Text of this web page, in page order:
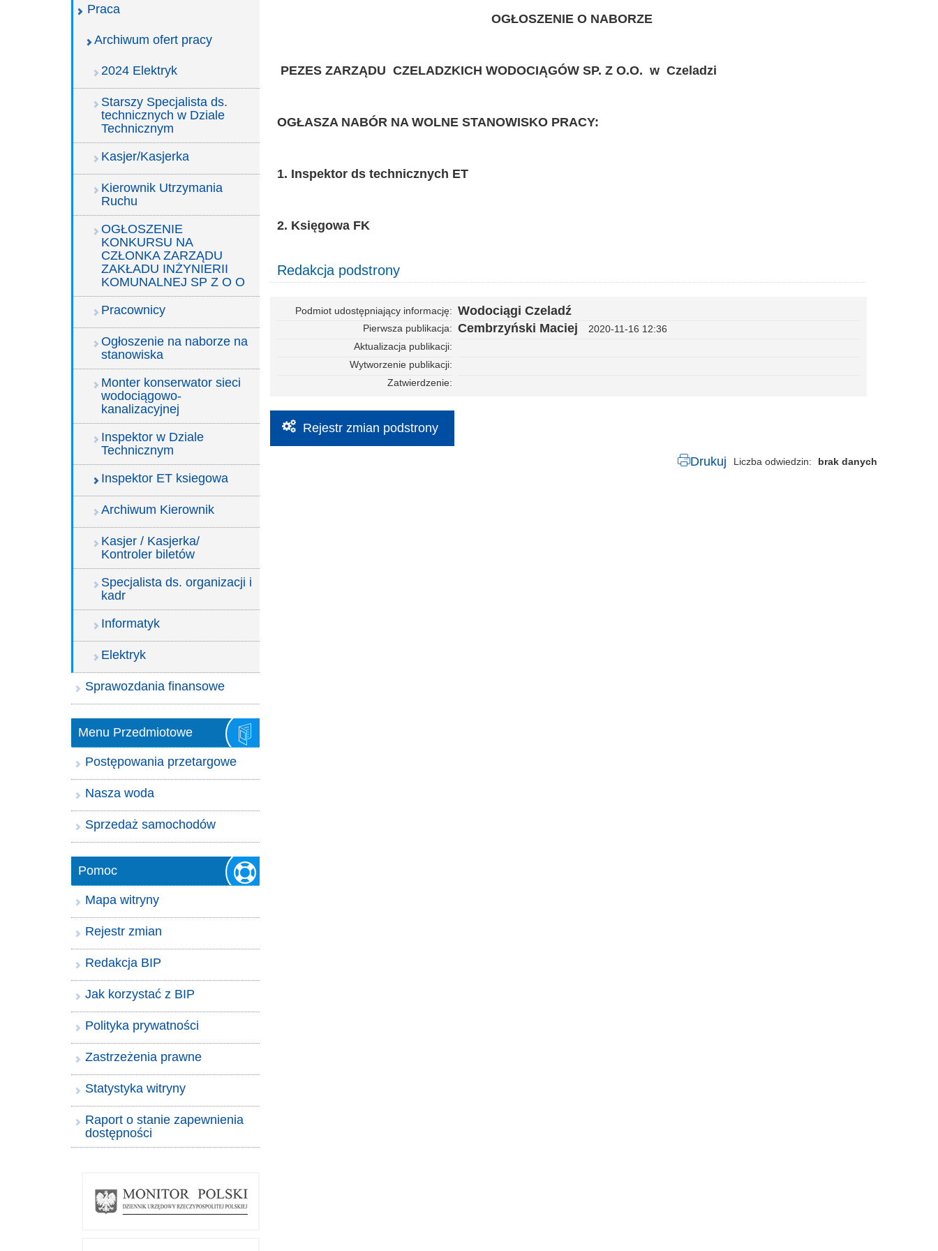
OGŁOSZENIE O NABORZE
PEZES ZARZĄDU CZELADZKICH WODOCIĄGÓW SP. Z O.O. w Czeladzi
OGŁASZA NABÓR NA WOLNE STANOWISKO PRACY:
1. Inspektor ds technicznych ET
2. Księgowa FK
Redakcja podstrony
Podmiot udostępniający informację Wodociągi Czeladź
Pierwsza publikacja Cembrzyński Maciej
2020-11-16 12:36
Aktualizacja publikacji
Wytworzenie publikacji
Zatwierdzenie
Rejestr zmian podstrony
Drukuj Liczba odwiedzin brak danych
Praca
Archiwum ofert pracy
2024 Elektryk
Starszy Specjalista ds.
technicznych w Dziale
Technicznym
Kasjer/Kasjerka
Kierownik Utrzymania
Ruchu
OGŁOSZENIE
KONKURSU NA
CZŁONKA ZARZĄDU
ZAKŁADU INŻYNIERII
KOMUNALNEJ SP Z O O
Pracownicy
Ogłoszenie na naborze na
stanowiska
Monter konserwator sieci
wodociągowo-
kanalizacyjnej
Inspektor w Dziale
Technicznym
Inspektor ET ksiegowa
Archiwum Kierownik
Kasjer / Kasjerka/
Kontroler biletów
Specjalista ds. organizacji i
kadr
Informatyk
Elektryk
Sprawozdania finansowe
Menu Przedmiotowe
Postępowania przetargowe
Nasza woda
Sprzedaż samochodów
Pomoc
Mapa witryny
Rejestr zmian
Redakcja BIP
Jak korzystać z BIP
Polityka prywatności
Zastrzeżenia prawne
Statystyka witryny
Raport o stanie zapewnienia
dostępności